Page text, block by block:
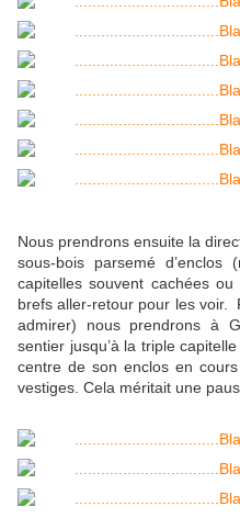
Nous prendrons ensuite la
sous-bois parsemé
capitelles souvent cachées
brefs aller-retour pour les voir.
admirer) nous prendrons à
sentier jusqu’à la triple
centre de son enclos en
vestiges. Cela méritait une